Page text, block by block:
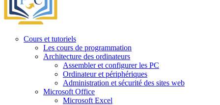
Cours et tutoriels
Les cours de programmation
Architecture des ordinateurs
Assembler et configurer les PC
Ordinateur et périphériques
Administration et sécurité des sites web
Microsoft Office
Microsoft Excel